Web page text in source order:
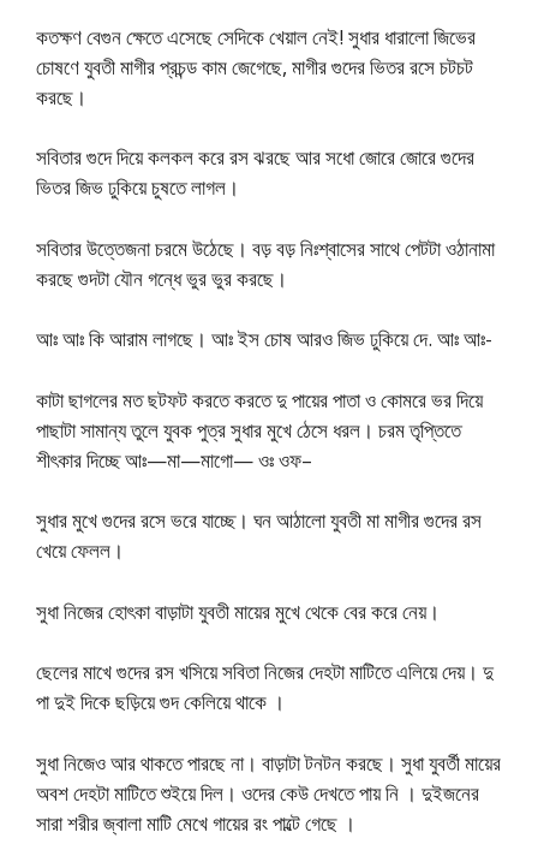
কতক্ষণ বেগুন ক্ষেতে এসেছে সেদিকে খেয়াল নেই! সুধার ধারালো জিভের
চোষণে যুবতী মাগীর প্রচন্ড কাম জেগেছে, মাগীর গুদের ভিতর রসে চটচট
করছে।
সবিতার গুদে দিয়ে কলকল করে রস ঝরছে আর সধো জোরে জোরে গুদের
ভিতর জিভ ঢুকিয়ে চুষতে লাগল।
সবিতার উত্তেজনা চরমে উঠেছে। বড় বড় নিঃশ্বাসের সাথে পেটটা ওঠানামা
করছে গুদটা যৌন গন্ধে ভুর ভুর করছে।
আঃ আঃ কি আরাম লাগছে। আঃ ইস চোষ আরও জিভ ঢুকিয়ে দে. আঃ আঃ-
কাটা ছাগলের মত ছটফট করতে করতে দু পায়ের পাতা ও কোমরে ভর দিয়ে
পাছাটা সামান্য তুলে যুবক পুত্র সুধার মুখে ঠেসে ধরল। চরম তৃপ্তিতে
শীৎকার দিচ্ছে আঃ—মা—মাগো— ওঃ ওফ–
সুধার মুখে গুদের রসে ভরে যাচ্ছে। ঘন আঠালো যুবতী মা মাগীর গুদের রস
খেয়ে ফেলল।
সুধা নিজের হোৎকা বাড়াটা যুবতী মায়ের মুখে থেকে বের করে নেয়।
ছেলের মাখে গুদের রস খসিয়ে সবিতা নিজের দেহটা মাটিতে এলিয়ে দেয়। দু
পা দুই দিকে ছড়িয়ে গুদ কেলিয়ে থাকে ।
সুধা নিজেও আর থাকতে পারছে না। বাড়াটা টনটন করছে। সুধা যুবর্তী মায়ের
অবশ দেহটা মাটিতে শুইয়ে দিল। ওদের কেউ দেখতে পায় নি । দুইজনের
সারা শরীর জ্বালা মাটি মেখে গায়ের রং পাল্টে গেছে ।